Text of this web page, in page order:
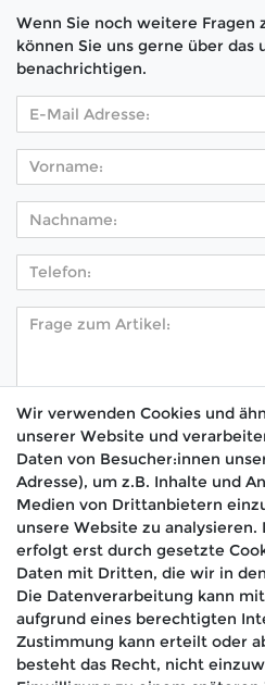
Wenn Sie noch weitere Fragen
können Sie uns gerne über
benachrichtigen.
Hiermit bestätige ich, dass
erklärung gelesen habe. *
🚚 Schneller
📦 Kostenloser
Wir verwenden Cookies und
unserer Website und
Daten von Besucher:innen
Adresse), um z.B. Inhalte und
Medien von Drittanbietern
unsere Website zu
erfolgt erst durch gesetzte
Daten mit Dritten, die wir in
Die Datenverarbeitung kann
aufgrund eines berechtigten
Zustimmung kann erteilt oder
besteht das Recht, nicht